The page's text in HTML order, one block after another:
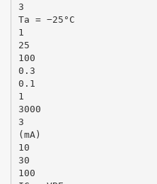
3
Ta = −25°C
1
25
100
0.3
0.1
1
3000
3
(mA)
10
30
100